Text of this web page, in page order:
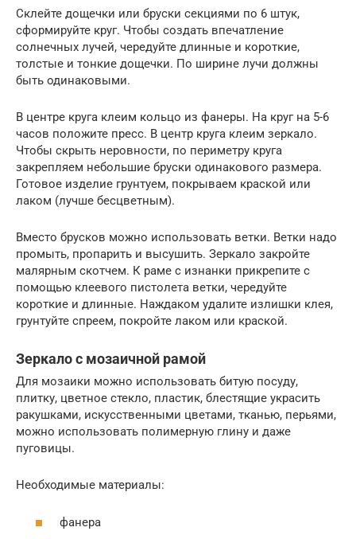
Склейте дощечки или бруски секциями по 6 штук,
сформируйте круг. Чтобы создать впечатление
солнечных лучей, чередуйте длинные и короткие,
толстые и тонкие дощечки. По ширине лучи должны
быть одинаковыми.
В центре круга клеим кольцо из фанеры. На круг на 5-6
часов положите пресс. В центр круга клеим зеркало.
Чтобы скрыть неровности, по периметру круга
закрепляем небольшие бруски одинакового размера.
Готовое изделие грунтуем, покрываем краской или
лаком (лучше бесцветным).
Вместо брусков можно использовать ветки. Ветки надо
промыть, пропарить и высушить. Зеркало закройте
малярным скотчем. К раме с изнанки прикрепите с
помощью клеевого пистолета ветки, чередуйте
короткие и длинные. Наждаком удалите излишки клея,
грунтуйте спреем, покройте лаком или краской.
Зеркало с мозаичной рамой
Для мозаики можно использовать битую посуду,
плитку, цветное стекло, пластик, блестящие украсить
ракушками, искусственными цветами, тканью, перьями,
можно использовать полимерную глину и даже
пуговицы.
Необходимые материалы:
фанера